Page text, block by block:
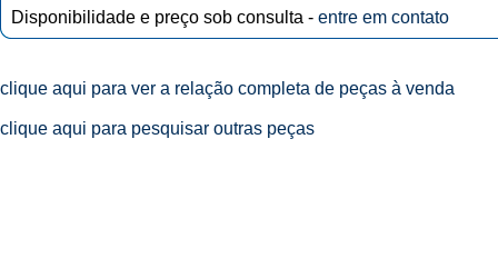
Disponibilidade e preço sob consulta - entre em contato
clique aqui para ver a relação completa de peças à venda
clique aqui para pesquisar outras peças